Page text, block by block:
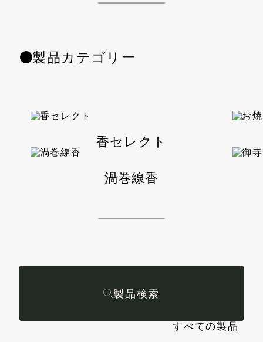
製品カテゴリー
香セレクト
渦巻線香
製品検索
すべての製品